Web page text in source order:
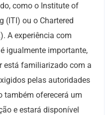
como o Institute of
(ITI) ou o Chartered
A experiência com
igualmente importante,
está familiarizado com a
pelas autoridades
também oferecerá um
e estará disponível